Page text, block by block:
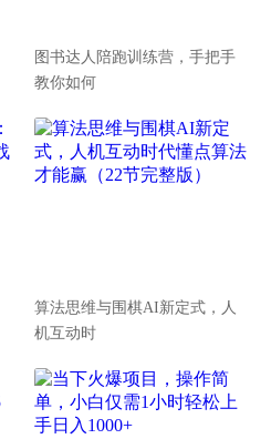
图书达人陪跑训练营，手把手
教你如何
算法思维与围棋AI新定式，人
机互动时